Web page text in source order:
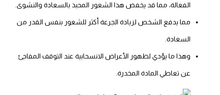
الفعالة، مما قد يخفض هذا الشعور المحبذ بالسعادة والنشوى.
مما يدفع الشخص لزيادة الجرعة أكثر للشعور بنفس القدر من
السعادة.
وهذا ما يؤدي لظهور الأعراض الانسحابية عند التوقف المفاجئ
عن تعاطي المادة المخدرة.